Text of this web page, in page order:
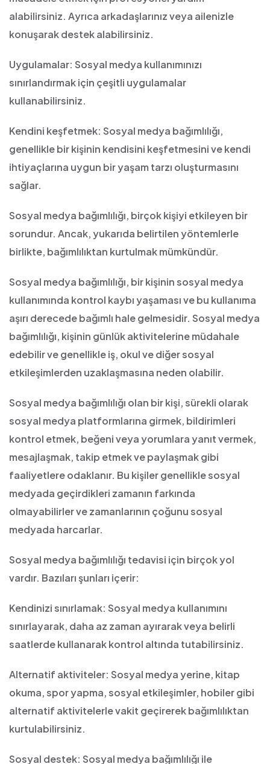
alabilirsiniz. Ayrıca arkadaşlarınız veya ailenizle
konuşarak destek alabilirsiniz.
Uygulamalar: Sosyal medya kullanımınızı
sınırlandırmak için çeşitli uygulamalar
kullanabilirsiniz.
Kendini keşfetmek: Sosyal medya bağımlılığı,
genellikle bir kişinin kendisini keşfetmesini ve kendi
ihtiyaçlarına uygun bir yaşam tarzı oluşturmasını
sağlar.
Sosyal medya bağımlılığı, birçok kişiyi etkileyen bir
sorundur. Ancak, yukarıda belirtilen yöntemlerle
birlikte, bağımlılıktan kurtulmak mümkündür.
Sosyal medya bağımlılığı, bir kişinin sosyal medya
kullanımında kontrol kaybı yaşaması ve bu kullanıma
aşırı derecede bağımlı hale gelmesidir. Sosyal medya
bağımlılığı, kişinin günlük aktivitelerine müdahale
edebilir ve genellikle iş, okul ve diğer sosyal
etkileşimlerden uzaklaşmasına neden olabilir.
Sosyal medya bağımlılığı olan bir kişi, sürekli olarak
sosyal medya platformlarına girmek, bildirimleri
kontrol etmek, beğeni veya yorumlara yanıt vermek,
mesajlaşmak, takip etmek ve paylaşmak gibi
faaliyetlere odaklanır. Bu kişiler genellikle sosyal
medyada geçirdikleri zamanın farkında
olmayabilirler ve zamanlarının çoğunu sosyal
medyada harcarlar.
Sosyal medya bağımlılığı tedavisi için birçok yol
vardır. Bazıları şunları içerir:
Kendinizi sınırlamak: Sosyal medya kullanımını
sınırlayarak, daha az zaman ayırarak veya belirli
saatlerde kullanarak kontrol altında tutabilirsiniz.
Alternatif aktiviteler: Sosyal medya yerine, kitap
okuma, spor yapma, sosyal etkileşimler, hobiler gibi
alternatif aktivitelerle vakit geçirerek bağımlılıktan
kurtulabilirsiniz.
Sosyal destek: Sosyal medya bağımlılığı ile